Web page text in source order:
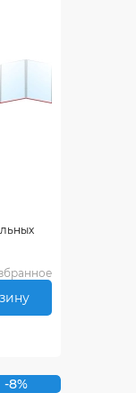
-8%